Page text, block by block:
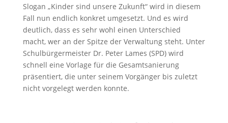
Slogan „Kinder sind unsere Zukunft“ wird in diesem
Fall nun endlich konkret umgesetzt. Und es wird
deutlich, dass es sehr wohl einen Unterschied
macht, wer an der Spitze der Verwaltung steht. Unter
Schulbürgermeister Dr. Peter Lames (SPD) wird
schnell eine Vorlage für die Gesamtsanierung
präsentiert, die unter seinem Vorgänger bis zuletzt
nicht vorgelegt werden konnte.